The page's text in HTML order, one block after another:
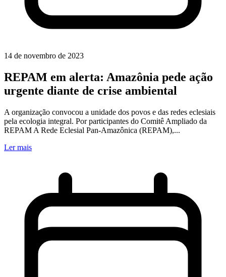
14 de novembro de 2023
REPAM em alerta: Amazônia pede ação
urgente diante de crise ambiental
A organização convocou a unidade dos povos e das redes eclesiais
pela ecologia integral. Por participantes do Comitê Ampliado da
REPAM A Rede Eclesial Pan-Amazônica (REPAM),...
Ler mais